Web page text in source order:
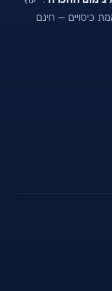
כיסויים — חינם